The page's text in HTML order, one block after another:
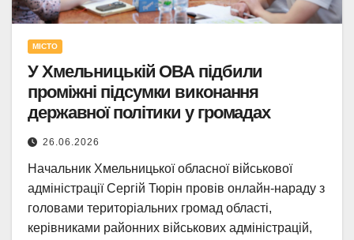
МІСТО
У Хмельницькій ОВА підбили
проміжні підсумки виконання
державної політики у громадах
26.06.2026
Начальник Хмельницької обласної військової
адміністрації Сергій Тюрін провів онлайн-нараду з
головами територіальних громад області,
керівниками районних військових адміністрацій,